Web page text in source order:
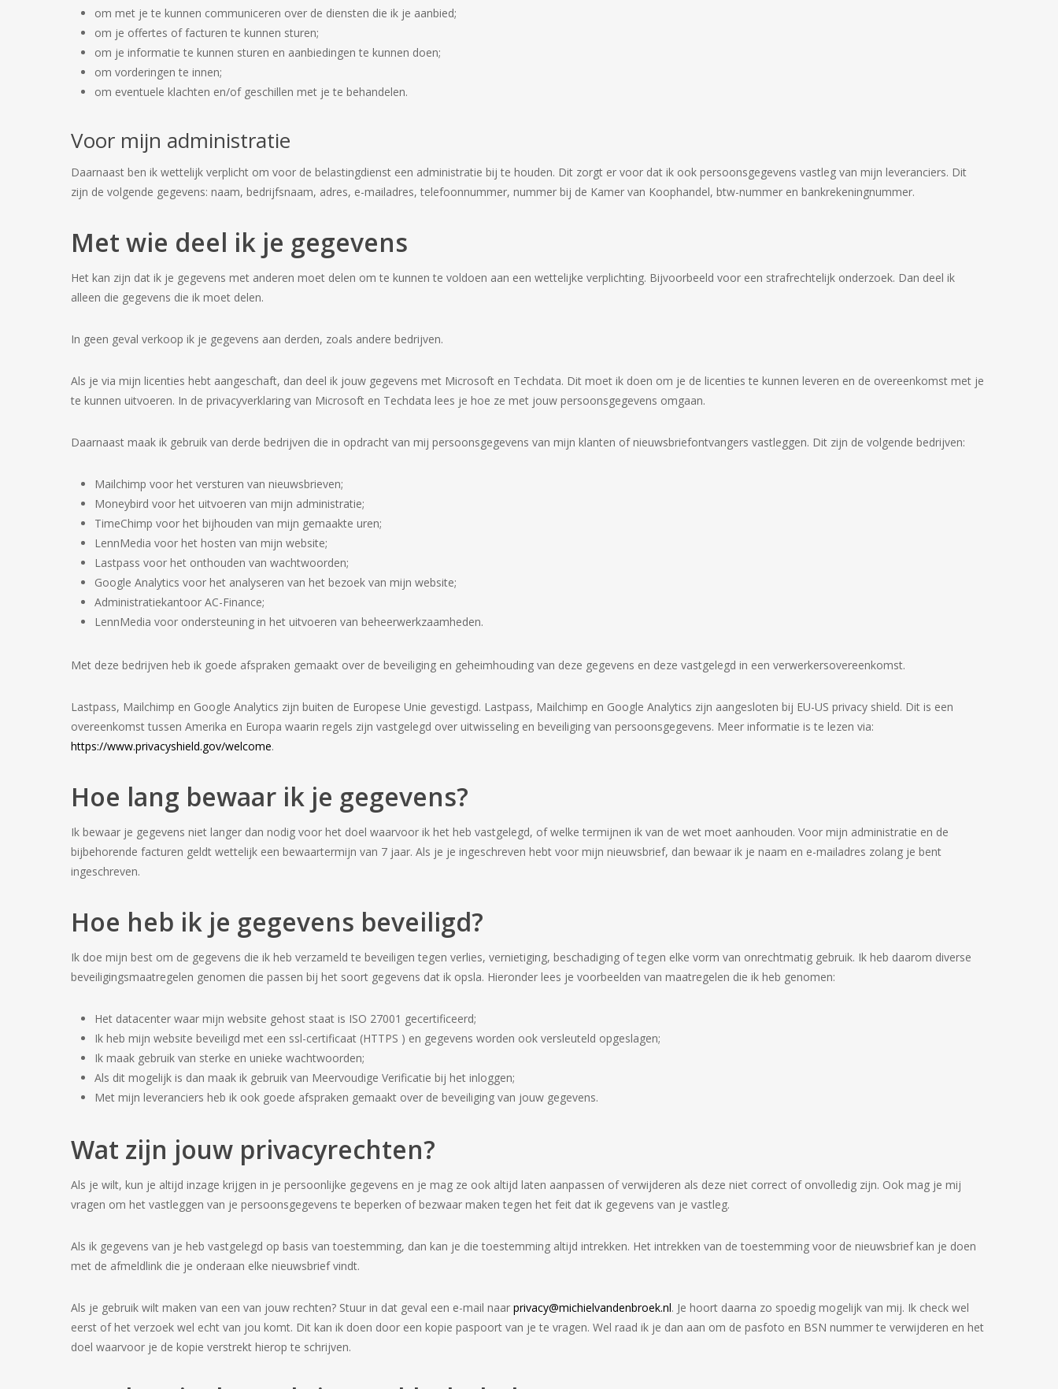
om met je te kunnen communiceren over de diensten die ik je aanbied;
om je offertes of facturen te kunnen sturen;
om je informatie te kunnen sturen en aanbiedingen te kunnen doen;
om vorderingen te innen;
om eventuele klachten en/of geschillen met je te behandelen.
Voor mijn administratie
Daarnaast ben ik wettelijk verplicht om voor de belastingdienst een administratie bij te houden. Dit zorgt er voor dat ik ook persoonsgegevens vastleg van mijn leveranciers. Dit
zijn de volgende gegevens: naam, bedrijfsnaam, adres, e-mailadres, telefoonnummer, nummer bij de Kamer van Koophandel, btw-nummer en bankrekeningnummer.
Met wie deel ik je gegevens
Het kan zijn dat ik je gegevens met anderen moet delen om te kunnen te voldoen aan een wettelijke verplichting. Bijvoorbeeld voor een strafrechtelijk onderzoek. Dan deel ik
alleen die gegevens die ik moet delen.
In geen geval verkoop ik je gegevens aan derden, zoals andere bedrijven.
Als je via mijn licenties hebt aangeschaft, dan deel ik jouw gegevens met Microsoft en Techdata. Dit moet ik doen om je de licenties te kunnen leveren en de overeenkomst met je
te kunnen uitvoeren. In de privacyverklaring van Microsoft en Techdata lees je hoe ze met jouw persoonsgegevens omgaan.
Daarnaast maak ik gebruik van derde bedrijven die in opdracht van mij persoonsgegevens van mijn klanten of nieuwsbriefontvangers vastleggen. Dit zijn de volgende bedrijven:
Mailchimp voor het versturen van nieuwsbrieven;
Moneybird voor het uitvoeren van mijn administratie;
TimeChimp voor het bijhouden van mijn gemaakte uren;
LennMedia voor het hosten van mijn website;
Lastpass voor het onthouden van wachtwoorden;
Google Analytics voor het analyseren van het bezoek van mijn website;
Administratiekantoor AC-Finance;
LennMedia voor ondersteuning in het uitvoeren van beheerwerkzaamheden.
Met deze bedrijven heb ik goede afspraken gemaakt over de beveiliging en geheimhouding van deze gegevens en deze vastgelegd in een verwerkersovereenkomst.
Lastpass, Mailchimp en Google Analytics zijn buiten de Europese Unie gevestigd. Lastpass, Mailchimp en Google Analytics zijn aangesloten bij EU-US privacy shield. Dit is een
overeenkomst tussen Amerika en Europa waarin regels zijn vastgelegd over uitwisseling en beveiliging van persoonsgegevens. Meer informatie is te lezen via:
https://www.privacyshield.gov/welcome.
Hoe lang bewaar ik je gegevens?
Ik bewaar je gegevens niet langer dan nodig voor het doel waarvoor ik het heb vastgelegd, of welke termijnen ik van de wet moet aanhouden. Voor mijn administratie en de
bijbehorende facturen geldt wettelijk een bewaartermijn van 7 jaar. Als je je ingeschreven hebt voor mijn nieuwsbrief, dan bewaar ik je naam en e-mailadres zolang je bent
ingeschreven.
Hoe heb ik je gegevens beveiligd?
Ik doe mijn best om de gegevens die ik heb verzameld te beveiligen tegen verlies, vernietiging, beschadiging of tegen elke vorm van onrechtmatig gebruik. Ik heb daarom diverse
beveiligingsmaatregelen genomen die passen bij het soort gegevens dat ik opsla. Hieronder lees je voorbeelden van maatregelen die ik heb genomen:
Het datacenter waar mijn website gehost staat is ISO 27001 gecertificeerd;
Ik heb mijn website beveiligd met een ssl-certificaat (HTTPS ) en gegevens worden ook versleuteld opgeslagen;
Ik maak gebruik van sterke en unieke wachtwoorden;
Als dit mogelijk is dan maak ik gebruik van Meervoudige Verificatie bij het inloggen;
Met mijn leveranciers heb ik ook goede afspraken gemaakt over de beveiliging van jouw gegevens.
Wat zijn jouw privacyrechten?
Als je wilt, kun je altijd inzage krijgen in je persoonlijke gegevens en je mag ze ook altijd laten aanpassen of verwijderen als deze niet correct of onvolledig zijn. Ook mag je mij
vragen om het vastleggen van je persoonsgegevens te beperken of bezwaar maken tegen het feit dat ik gegevens van je vastleg.
Als ik gegevens van je heb vastgelegd op basis van toestemming, dan kan je die toestemming altijd intrekken. Het intrekken van de toestemming voor de nieuwsbrief kan je doen
met de afmeldlink die je onderaan elke nieuwsbrief vindt.
Als je gebruik wilt maken van een van jouw rechten? Stuur in dat geval een e-mail naarprivacy@michielvandenbroek.nl. Je hoort daarna zo spoedig mogelijk van mij. Ik check wel
eerst of het verzoek wel echt van jou komt. Dit kan ik doen door een kopie paspoort van je te vragen. Wel raad ik je dan aan om de pasfoto en BSN nummer te verwijderen en het
doel waarvoor je de kopie verstrekt hierop te schrijven.